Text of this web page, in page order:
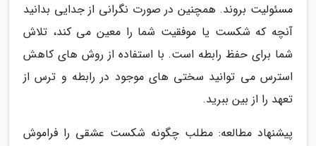
مسئولیت بروند. همچنین در صورت نگرانی از جدایی بدانید
آنچه که شکست یا موفقیت شما را معین می کند، تلاش
شما برای حفظ رابطه است. با استفاده از روش های کاهش
استرس می توانید سختی های موجود در رابطه و ترس از
تعهد را از بین ببرید.
پیشنهاد مطالعه: مطلب چگونه شکست عشقی را فراموش